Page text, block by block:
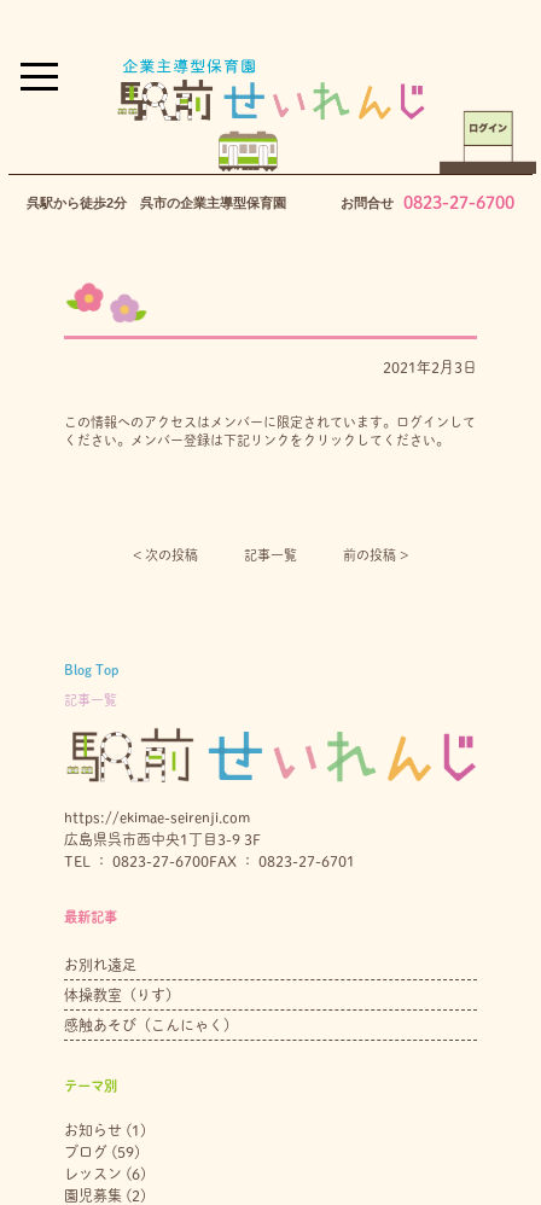
呉駅から徒歩2分 呉市の企業主導型保育園 お問合せ 0823-27-6700
2021年2月3日
この情報へのアクセスはメンバーに限定されています。ログインして
ください。メンバー登録は下記リンクをクリックしてください。
< 次の投稿︎ 記事一覧 前の投稿 >
Blog Top
記事一覧
https://ekimae-seirenji.com
広島県呉市西中央1丁目3-9 3F
TEL ： 0823-27-6700FAX ： 0823-27-6701
最新記事
お別れ遠足
体操教室（りす）
感触あそび（こんにゃく）
テーマ別
お知らせ(1)
ブログ (59)
レッスン (6)
園児募集 (2)